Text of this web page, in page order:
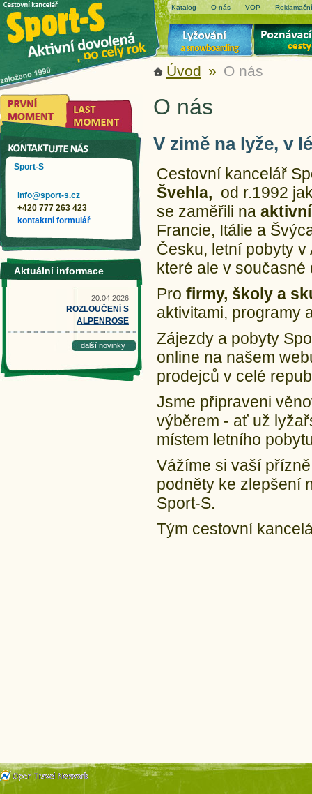
Katalog O nás VOP
Úvod » O nás
O nás
V zimě na lyže, v
Cestovní kancelář
Švehla, od r.1992
se zaměřili na
Francie, Itálie a
Česku, letní pobyty
které ale v
Pro firmy, školy a
aktivitami, programy
Zájezdy a pobyty
online na našem
prodejců v celé
Jsme připraveni
výběrem - ať už
místem letního
Vážíme si vaší
podněty ke zlepšení
Sport-S.
Tým cestovní
Sport-S
info@sport-s.cz
+420 777 263 423
kontaktní formulář
Aktuální informace
20.04.2026
ROZLOUČENÍ S
ALPENROSE
další novinky